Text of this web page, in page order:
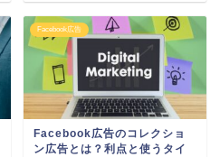
Facebook広告
Facebook広告のコレクショ
ン広告とは？利点と使うタイ